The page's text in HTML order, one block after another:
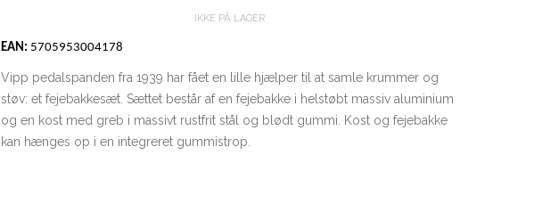
IKKE PÅ LAGER
EAN: 5705953004178
Vipp pedalspanden fra 1939 har fået en lille hjælper til at samle krummer og
støv: et fejebakkesæt. Sættet består af en fejebakke i helstøbt massiv aluminium
og en kost med greb i massivt rustfrit stål og blødt gummi. Kost og fejebakke
kan hænges op i en integreret gummistrop.